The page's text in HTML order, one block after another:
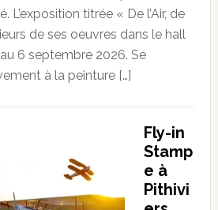
L’exposition titrée « De l’Air, de
de ses oeuvres dans le hall
6 septembre 2026. Se
à la peinture […]
Fly-in
Stamp
e à
Pithivi